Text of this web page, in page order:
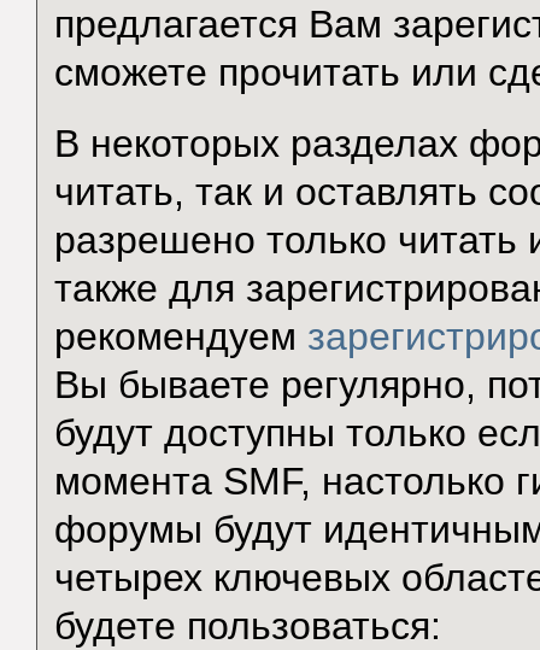
предлагается Вам
сможете прочитать или
В некоторых разделах
читать, так и оставлять
разрешено только читать
также для
рекомендуем
Вы бываете регулярно,
будут доступны только
момента SMF, настолько
форумы будут
четырех ключевых
будете пользоваться: